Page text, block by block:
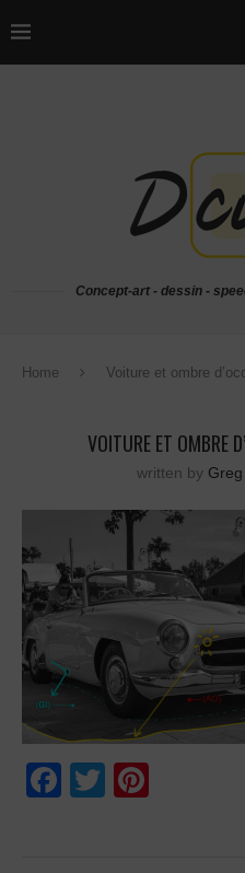
Concept-art - dessin -
Home Voiture et ombre
VOITURE ET OMBRE
written by Greg
Facebook
Twitter